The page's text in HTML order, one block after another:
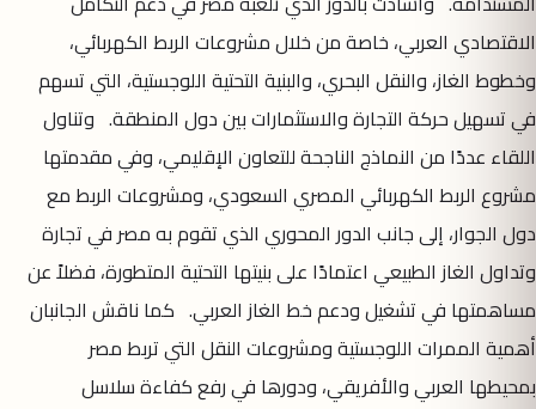
الاقتصادي العربي، خاصة من خلال مشروعات الربط الكهربائي،
وخطوط الغاز، والنقل البحري، والبنية التحتية اللوجستية، التي تسهم
في تسهيل حركة التجارة والاستثمارات بين دول المنطقة. وتناول
اللقاء عددًا من النماذج الناجحة للتعاون الإقليمي، وفي مقدمتها
مشروع الربط الكهربائي المصري السعودي، ومشروعات الربط مع
دول الجوار، إلى جانب الدور المحوري الذي تقوم به مصر في تجارة
وتداول الغاز الطبيعي اعتمادًا على بنيتها التحتية المتطورة، فضلاً عن
مساهمتها في تشغيل ودعم خط الغاز العربي. كما ناقش الجانبان
أهمية الممرات اللوجستية ومشروعات النقل التي تربط مصر
بمحيطها العربي والأفريقي، ودورها في رفع كفاءة سلاسل